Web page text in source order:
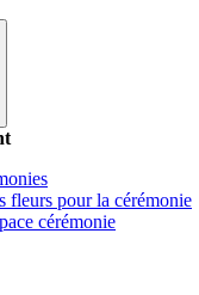
fleurs pour la cérémonie
cérémonie